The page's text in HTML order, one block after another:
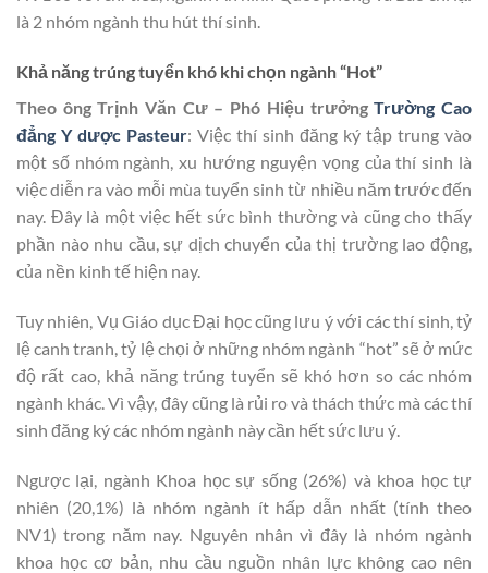
là 2 nhóm ngành thu hút thí sinh.
Khả năng trúng tuyển khó khi chọn ngành “Hot”
Theo ông Trịnh Văn Cư – Phó Hiệu trưởngTrường Cao
đẳng Y dược Pasteur: Việc thí sinh đăng ký tập trung vào
một số nhóm ngành, xu hướng nguyện vọng của thí sinh là
việc diễn ra vào mỗi mùa tuyển sinh từ nhiều năm trước đến
nay. Đây là một việc hết sức bình thường và cũng cho thấy
phần nào nhu cầu, sự dịch chuyển của thị trường lao động,
của nền kinh tế hiện nay.
Tuy nhiên, Vụ Giáo dục Đại học cũng lưu ý với các thí sinh, tỷ
lệ canh tranh, tỷ lệ chọi ở những nhóm ngành “hot” sẽ ở mức
độ rất cao, khả năng trúng tuyển sẽ khó hơn so các nhóm
ngành khác. Vì vậy, đây cũng là rủi ro và thách thức mà các thí
sinh đăng ký các nhóm ngành này cần hết sức lưu ý.
Ngược lại, ngành Khoa học sự sống (26%) và khoa học tự
nhiên (20,1%) là nhóm ngành ít hấp dẫn nhất (tính theo
NV1) trong năm nay. Nguyên nhân vì đây là nhóm ngành
khoa học cơ bản, nhu cầu nguồn nhân lực không cao nên